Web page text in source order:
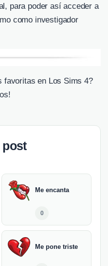
para poder así acceder a
como investigador
favoritas en Los Sims 4?
post
Me encanta
0
Me pone triste